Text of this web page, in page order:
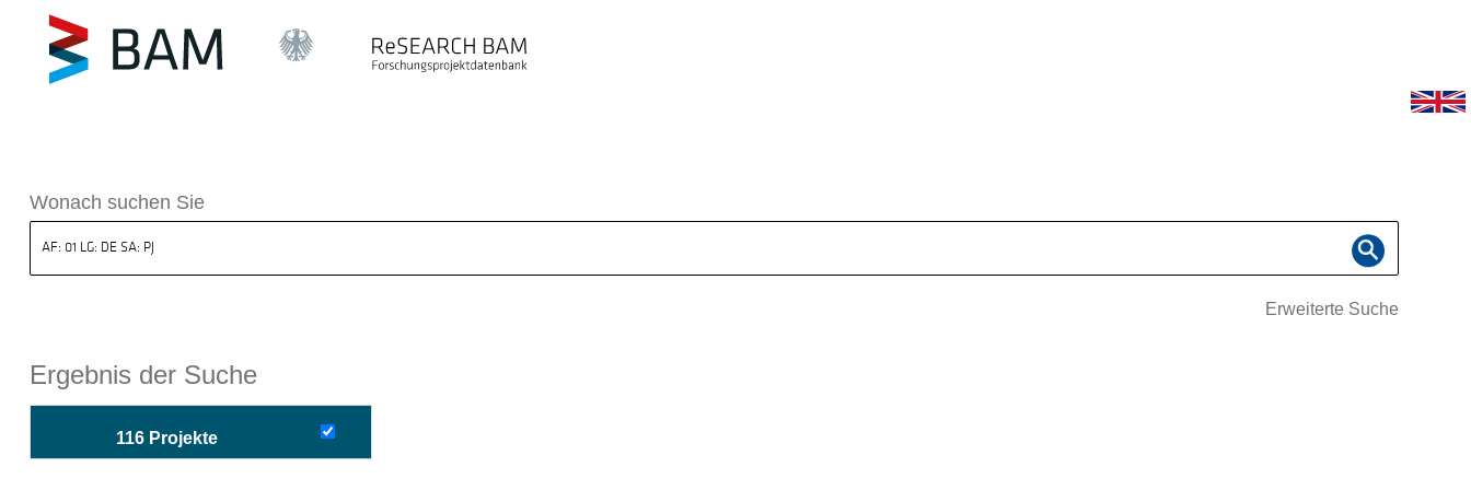
ReSEARCH BAM
Wonach suchen Sie
Erweiterte Suche
Ergebnis der Suche
116 Projekte